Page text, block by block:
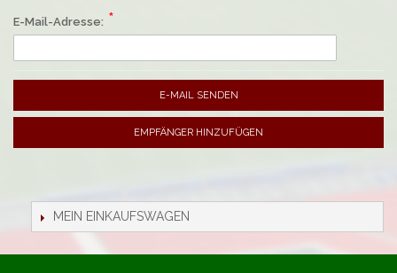
E-Mail-Adresse:
E-MAIL SENDEN
EMPFÄNGER HINZUFÜGEN
MEIN EINKAUFSWAGEN